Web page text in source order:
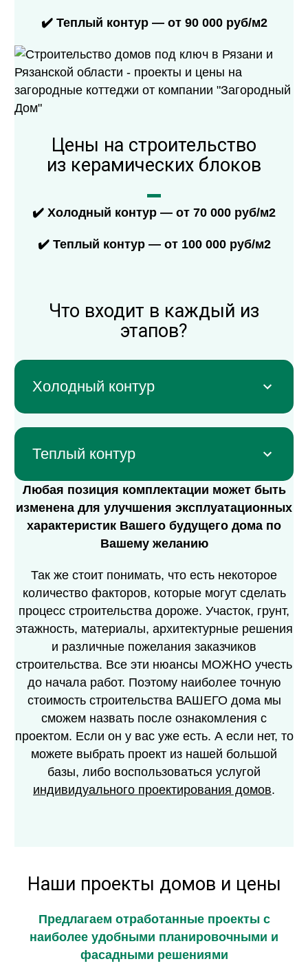
✔️ Теплый контур — от 90 000 руб/м2
Цены на строительство
из керамических блоков
✔️ Холодный контур — от 70 000 руб/м2
✔️ Теплый контур — от 100 000 руб/м2
Что входит в каждый из
этапов?
Холодный контур
Теплый контур
Любая позиция комплектации может быть
изменена для улучшения эксплуатационных
характеристик Вашего будущего дома по
Вашему желанию
Так же стоит понимать, что есть некоторое
количество факторов, которые могут сделать
процесс строительства дороже. Участок, грунт,
этажность, материалы, архитектурные решения
и различные пожелания заказчиков
строительства. Все эти нюансы МОЖНО учесть
до начала работ. Поэтому наиболее точную
стоимость строительства ВАШЕГО дома мы
сможем назвать после ознакомления с
проектом. Если он у вас уже есть. А если нет, то
можете выбрать проект из нашей большой
базы, либо воспользоваться услугой
индивидуального проектирования домов.
Наши проекты домов и цены
Предлагаем отработанные проекты с
наиболее удобными планировочными и
фасадными решениями